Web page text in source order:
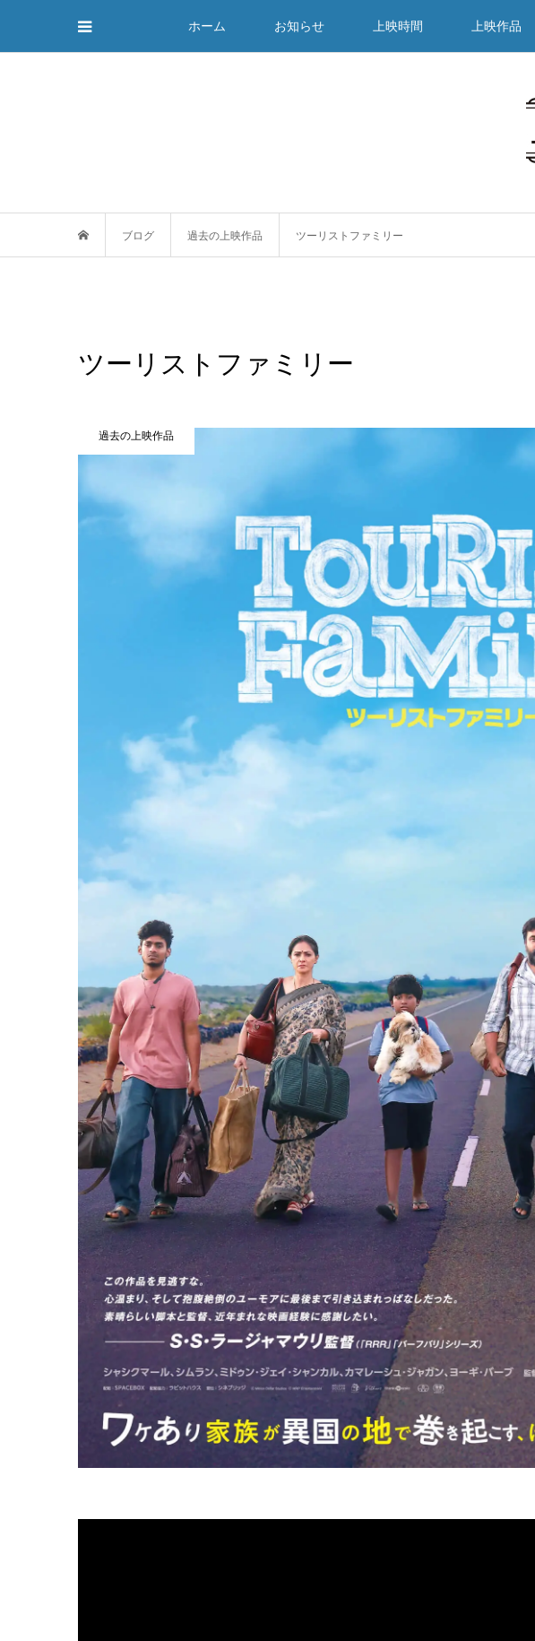
ホーム お知らせ 上映時間 上映作品
ブログ 過去の上映作品 ツーリストファミリー
ツーリストファミリー
過去の上映作品